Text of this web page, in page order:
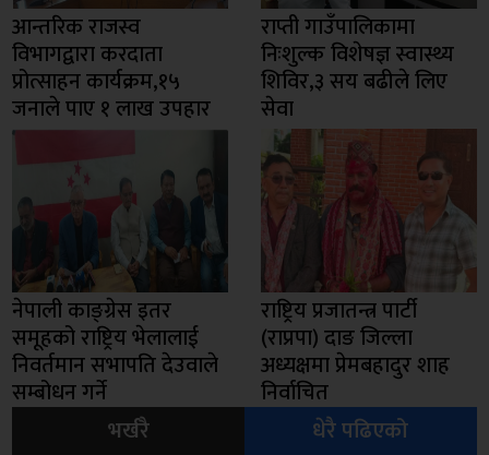
आन्तरिक राजस्व
विभागद्वारा करदाता
प्रोत्साहन कार्यक्रम,१५
जनाले पाए १ लाख उपहार
राप्ती गाउँपालिकामा
निःशुल्क विशेषज्ञ स्वास्थ्य
शिविर,३ सय बढीले लिए
सेवा
नेपाली काङ्ग्रेस इतर
समूहको राष्ट्रिय भेलालाई
निवर्तमान सभापति देउवाले
सम्बोधन गर्ने
राष्ट्रिय प्रजातन्त्र पार्टी
(राप्रपा) दाङ जिल्ला
अध्यक्षमा प्रेमबहादुर शाह
निर्वाचित
भर्खरै
धेरै पढिएको